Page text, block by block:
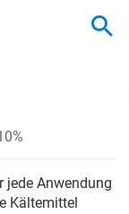
jede Anwendung
Kältemittel